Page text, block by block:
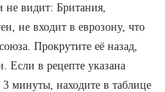
видит: Британия,
не входит в еврозону, что
Прокрутите её назад,
Если в рецепте указана
минуты, находите в таблице